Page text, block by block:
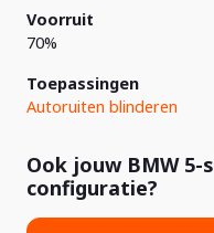
Voorruit
70%
Toepassingen
Autoruiten blinderen
Ook jouw BMW 5-
configuratie?